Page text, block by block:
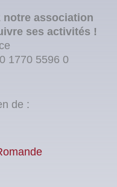
notre association
ses activités !
1770 5596 0
de :